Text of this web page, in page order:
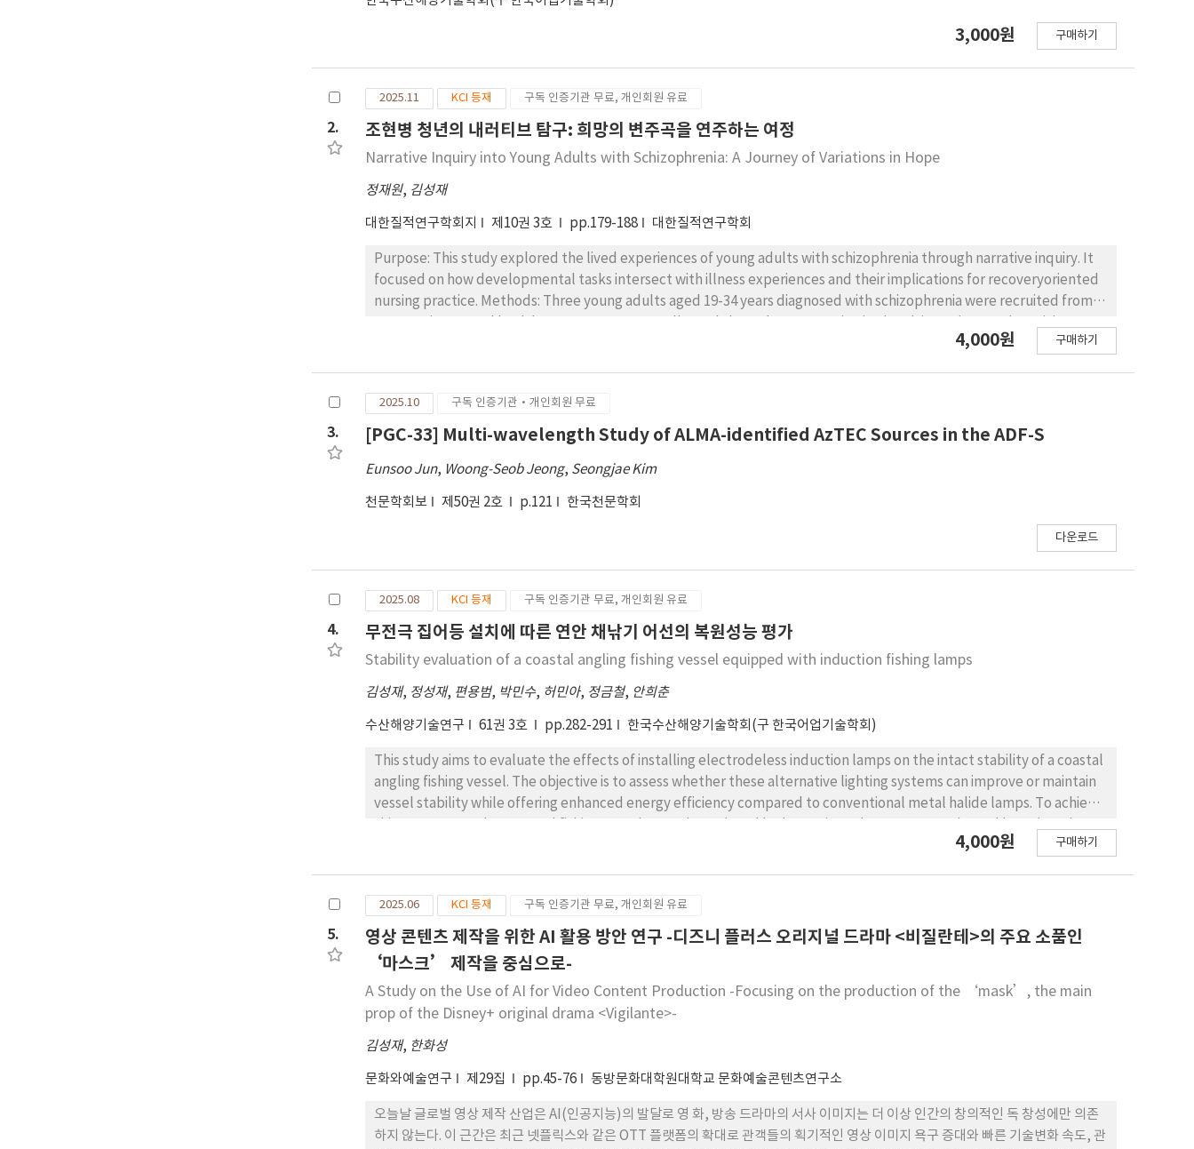
3,000원 구매하기
2.
2025.11 KCI 등재 구독 인증기관 무료, 개인회원 유료
조현병 청년의 내러티브 탐구: 희망의 변주곡을 연주하는 여정
Narrative Inquiry into Young Adults with Schizophrenia: A Journey of Variations in Hope
정재원, 김성재
대한질적연구학회지 제10권 3호 pp.179-188 대한질적연구학회
Purpose: This study explored the lived experiences of young adults with schizophrenia through narrative inquiry. It
focused on how developmental tasks intersect with illness experiences and their implications for recoveryoriented
nursing practice. Methods: Three young adults aged 19-34 years diagnosed with schizophrenia were recruited from a
observations conducted between January and November 2018. The field texts comprised interview transcripts,
highlighting the need for trauma-informed care; (2) frustrated desires and the strength to endure, indicating the
meaning embedded in symptoms; (3) youth disrupted by illness, reflecting thwarted developmental tasks; and (4)
meaningful efforts to endure adversity, rather than purely pathological phenomena. Conclusion: A composite
picture of the lives of young adults with schizophrenia emerged: as journeys of hopeful variations amid adversity. The
findings underscore the need for trauma-informed and developmentally attuned care, multi-layered support
4,000원 구매하기
3.
2025.10 구독 인증기관·개인회원 무료
[PGC-33] Multi-wavelength Study of ALMA-identified AzTEC Sources in the ADF-S
Eunsoo Jun, Woong-Seob Jeong, Seongjae Kim
천문학회보 제50권 2호 p.121 한국천문학회
다운로드
4.
2025.08 KCI 등재 구독 인증기관 무료, 개인회원 유료
무전극 집어등 설치에 따른 연안 채낚기 어선의 복원성능 평가
Stability evaluation of a coastal angling fishing vessel equipped with induction fishing lamps
김성재, 정성재, 편용범, 박민수, 허민아, 정금철, 안희춘
수산해양기술연구 61권 3호 pp.282-291 한국수산해양기술학회(구 한국어업기술학회)
This study aims to evaluate the effects of installing electrodeless induction lamps on the intact stability of a coastal
angling fishing vessel. The objective is to assess whether these alternative lighting systems can improve or maintain
vessel stability while offering enhanced energy efficiency compared to conventional metal halide lamps. To achieve
kinds of lighting configurations: (1) metal halide lamps, (2) electrodeless induction lamps, and (3) a combined
Fishing Vessel Types established by the Korean Ministry of Oceans and Fisheries and the Adoption of the
international code on intact stability by the International Maritime Organization. The core variables analyzed include
the metacentric height (GM), righting lever curves, maximum righting moment and heel angle at maximum moment.
These variables were used to assess the intact stability of the vessel under each lighting configuration. Inclination
tests and hydrostatic analyses were performed using K-Ship and confirmed that the fishing vessel met all MOF and
IMO stability criteria under various loading conditions and lamp configurations. Even when both metal halide and
induction lamps were installed, the vessel satisfied the most stringent stability requirements with only a slight
induction lamps does not compromise vessel stability.
4,000원 구매하기
5.
2025.06 KCI 등재 구독 인증기관 무료, 개인회원 유료
영상 콘텐츠 제작을 위한 AI 활용 방안 연구 -디즈니 플러스 오리지널 드라마 <비질란테>의 주요 소품인
‘마스크’ 제작을 중심으로-
A Study on the Use of AI for Video Content Production -Focusing on the production of the ‘mask’, the main
prop of the Disney+ original drama <Vigilante>-
김성재, 한화성
문화와예술연구 제29집 pp.45-76 동방문화대학원대학교 문화예술콘텐츠연구소
오늘날 글로벌 영상 제작 산업은 AI(인공지능)의 발달로 영 화, 방송 드라마의 서사 이미지는 더 이상 인간의 창의적인 독 창성에만 의존
하지 않는다. 이 근간은 최근 넷플릭스와 같은 OTT 플랫폼의 확대로 관객들의 획기적인 영상 이미지 욕구 증대와 빠른 기술변화 속도, 관